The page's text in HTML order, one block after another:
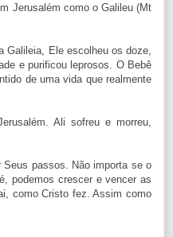
Jerusalém como o Galileu (Mt
Galileia, Ele escolheu os doze,
e purificou leprosos. O Bebê
de uma vida que realmente
Ali sofreu e morreu,
passos. Não importa se o
podemos crescer e vencer as
como Cristo fez. Assim como